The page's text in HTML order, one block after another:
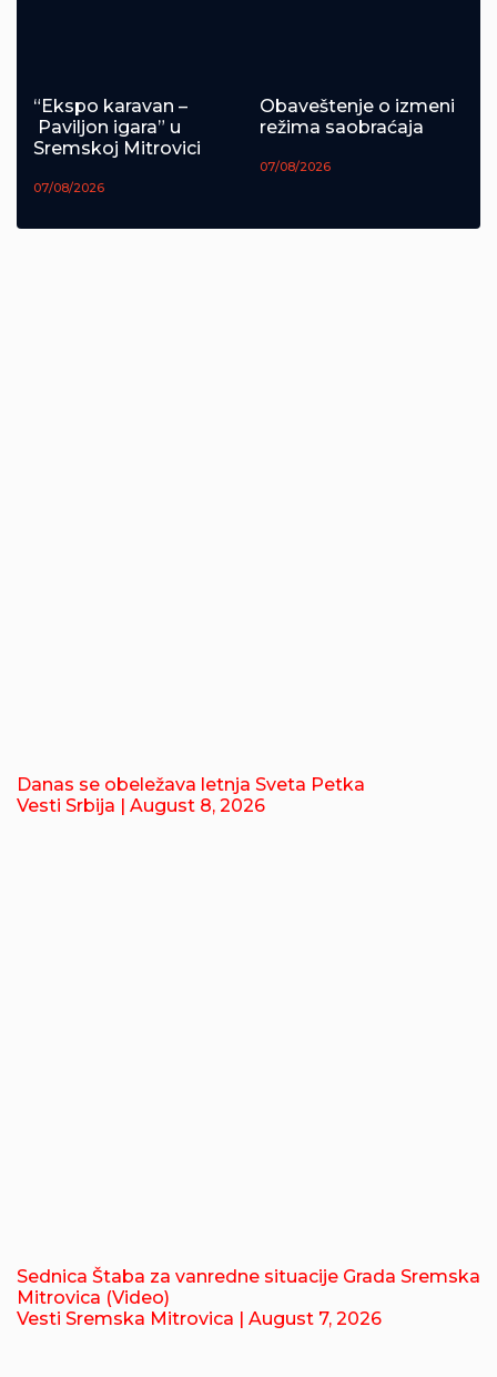
“Ekspo karavan –
Paviljon igara” u
Sremskoj Mitrovici
07/08/2026
Obaveštenje o izmeni
režima saobraćaja
07/08/2026
Danas se obeležava letnja Sveta Petka
Vesti Srbija | August 8, 2026
Sednica Štaba za vanredne situacije Grada Sremska
Mitrovica (Video)
Vesti Sremska Mitrovica | August 7, 2026